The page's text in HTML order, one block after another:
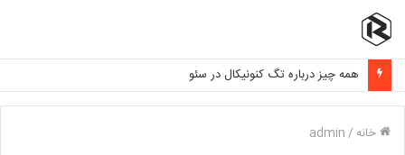
همه چیز درباره تگ کنونیکال در سئو
خانه/
admin